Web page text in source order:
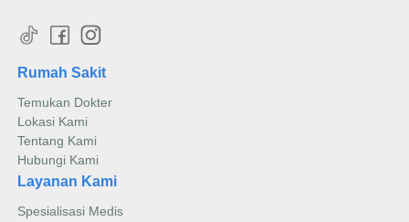
Rumah Sakit
Temukan Dokter
Lokasi Kami
Tentang Kami
Hubungi Kami
Layanan Kami
Spesialisasi Medis